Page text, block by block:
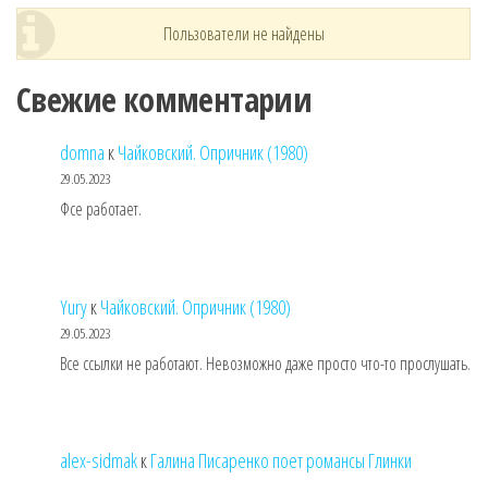
Пользователи не найдены
Свежие комментарии
domna кЧайковский. Опричник (1980)
29.05.2023
Фсе работает.
YuryкЧайковский. Опричник (1980)
29.05.2023
Все ссылки не работают. Невозможно даже просто что-то прослушать.
alex-sidmakкГалина Писаренко поет романсы Глинки